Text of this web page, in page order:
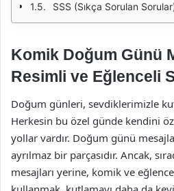
SSS (Sıkça Sorulan
Komik Doğum Günü
Resimli ve Eğlenceli
Doğum günleri, sevdiklerimizle
Herkesin bu özel günde kendini
yollar vardır. Doğum günü
ayrılmaz bir parçasıdır. Ancak,
mesajları yerine, komik ve